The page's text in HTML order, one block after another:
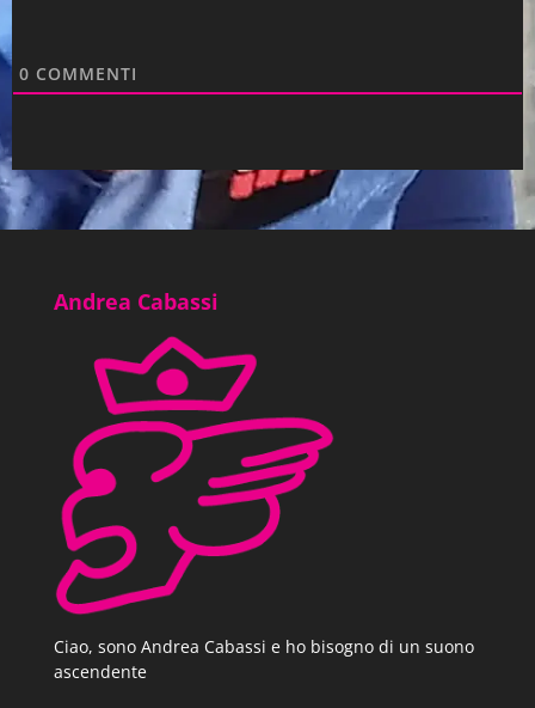
0 COMMENTI
Andrea Cabassi
Ciao, sono Andrea Cabassi e ho bisogno di un suono
ascendente